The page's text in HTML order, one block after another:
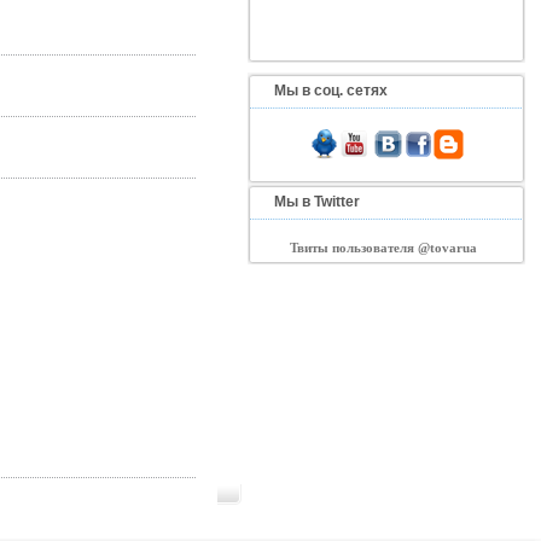
Мы в соц. сетях
Мы в Twitter
Твиты пользователя @tovarua